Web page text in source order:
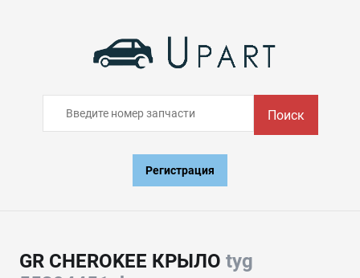
Поиск
Регистрация
GR CHEROKEE КРЫЛО tyg